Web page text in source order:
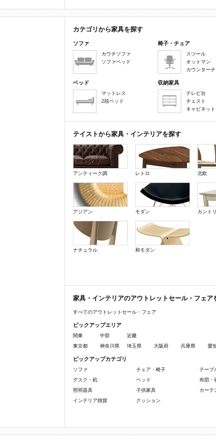
カテゴリから家具を探す
ソファ
カウチソファ
ソファベッド
椅子・チェア
スツール
オットマン
カウンター
ベッド
マットレス
2段ベッド
収納家具
テレビ台
チェスト
キャビネット
テイストから家具・インテリアを探す
アンティーク調 レトロ 北欧
アジアン モダン カント
ナチュラル 和モダン
家具・インテリアのアウトレットセール・フェア
すべてのアウトレットセール・フェア
ピックアップエリア
関東 中部
近畿
東京都
神奈川県 埼玉県 大阪府 兵庫県 愛
ピックアップカテゴリ
ソファ チェア・椅子 テーブ
デスク・机
ベッド 布団・
照明器具
子供家具 カーテ
インテリア雑貨
クッション